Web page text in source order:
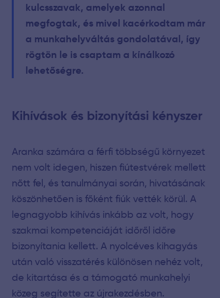
kulcsszavak, amelyek azonnal
megfogtak, és mivel kacérkodtam már
a munkahelyváltás gondolatával, így
rögtön le is csaptam a kínálkozó
lehetőségre.
Kihívások és bizonyítási kényszer
Aranka számára a férfi többségű környezet
nem volt idegen, hiszen fiútestvérek mellett
nőtt fel, és tanulmányai során, hivatásának
köszönhetően is főként fiúk vették körül. A
legnagyobb kihívás inkább az volt, hogy
szakmai kompetenciáját időről időre
bizonyítania kellett. A nyolcéves kihagyás
után való visszatérés különösen nehéz volt,
de kitartása és a támogató munkahelyi
közeg segítette az újrakezdésben.